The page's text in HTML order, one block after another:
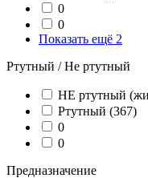
0
0
Показать ещё 2
Ртутный / Не ртутный
НЕ ртутный
Ртутный (367)
0
0
Предназначение